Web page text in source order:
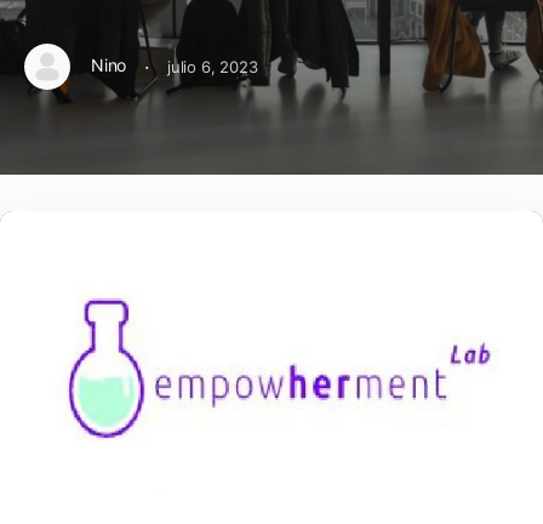
Nino · julio 6, 2023